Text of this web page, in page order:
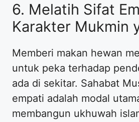
6. Melatih Sifat
Karakter Mukmin
Memberi makan hewan
untuk peka terhadap
ada di sekitar. Sahabat
empati adalah modal
membangun ukhuwah